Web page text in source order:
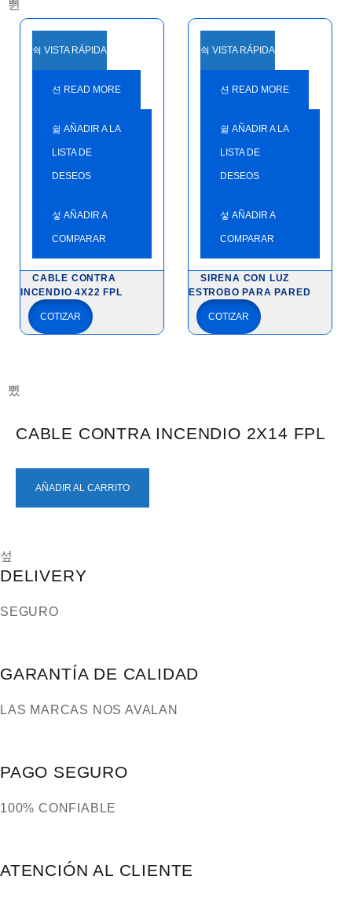
VISTA RÁPIDA
READ MORE
AÑADIR A LA
LISTA DE
DESEOS
AÑADIR A
COMPARAR
CABLE CONTRA
INCENDIO 4X22 FPL
COTIZAR
VISTA RÁPIDA
READ MORE
AÑADIR A LA
LISTA DE
DESEOS
AÑADIR A
COMPARAR
SIRENA CON LUZ
ESTROBO PARA PARED
COTIZAR
CABLE CONTRA INCENDIO 2X14 FPL
AÑADIR AL CARRITO
DELIVERY
SEGURO
GARANTÍA DE CALIDAD
LAS MARCAS NOS AVALAN
PAGO SEGURO
100% CONFIABLE
ATENCIÓN AL CLIENTE